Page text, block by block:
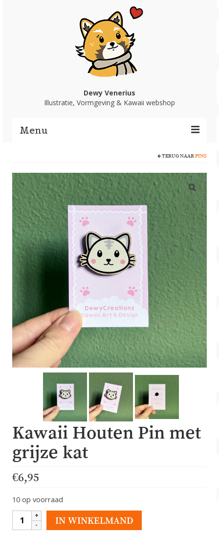
Dewy Venerius
Illustratie, Vormgeving & Kawaii webshop
Menu
Portfolio
Webshop
Account
Over Dewy
TERUG NAAR PINS
Kawaii Houten Pin met
grijze kat
€6,95
10 op voorraad
Kawaii
Houten
IN WINKELMAND